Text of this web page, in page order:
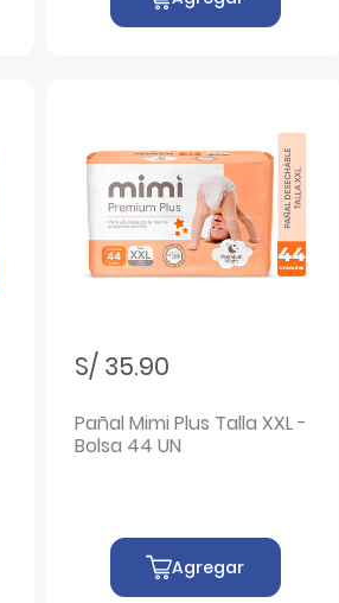
S/ 35.90
Pañal Mimi Plus Talla XXL -
Bolsa 44 UN
Agregar